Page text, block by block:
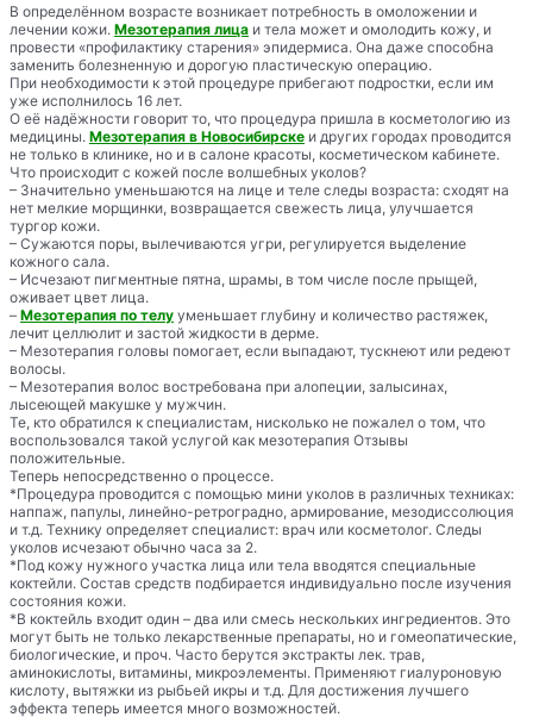
В определённом возрасте возникает потребность в омоложении и
лечении кожи. Мезотерапия лица и тела может и омолодить кожу, и
провести «профилактику старения» эпидермиса. Она даже способна
заменить болезненную и дорогую пластическую операцию.
При необходимости к этой процедуре прибегают подростки, если им
уже исполнилось 16 лет.
О её надёжности говорит то, что процедура пришла в косметологию из
медицины. Мезотерапия в Новосибирске и других городах проводится
не только в клинике, но и в салоне красоты, косметическом кабинете.
Что происходит с кожей после волшебных уколов?
– Значительно уменьшаются на лице и теле следы возраста: сходят на
нет мелкие морщинки, возвращается свежесть лица, улучшается
тургор кожи.
– Сужаются поры, вылечиваются угри, регулируется выделение
кожного сала.
– Исчезают пигментные пятна, шрамы, в том числе после прыщей,
оживает цвет лица.
– Мезотерапия по телу уменьшает глубину и количество растяжек,
лечит целлюлит и застой жидкости в дерме.
– Мезотерапия головы помогает, если выпадают, тускнеют или редеют
волосы.
– Мезотерапия волос востребована при алопеции, залысинах,
лысеющей макушке у мужчин.
Те, кто обратился к специалистам, нисколько не пожалел о том, что
воспользовался такой услугой как мезотерапия Отзывы
положительные.
Теперь непосредственно о процессе.
*Процедура проводится с помощью мини уколов в различных техниках:
наппаж, папулы, линейно-ретроградно, армирование, мезодиссолюция
и т.д. Технику определяет специалист: врач или косметолог. Следы
уколов исчезают обычно часа за 2.
*Под кожу нужного участка лица или тела вводятся специальные
коктейли. Состав средств подбирается индивидуально после изучения
состояния кожи.
*В коктейль входит один – два или смесь нескольких ингредиентов. Это
могут быть не только лекарственные препараты, но и гомеопатические,
биологические, и проч. Часто берутся экстракты лек. трав,
аминокислоты, витамины, микроэлементы. Применяют гиалуроновую
кислоту, вытяжки из рыбьей икры и т.д. Для достижения лучшего
эффекта теперь имеется много возможностей.